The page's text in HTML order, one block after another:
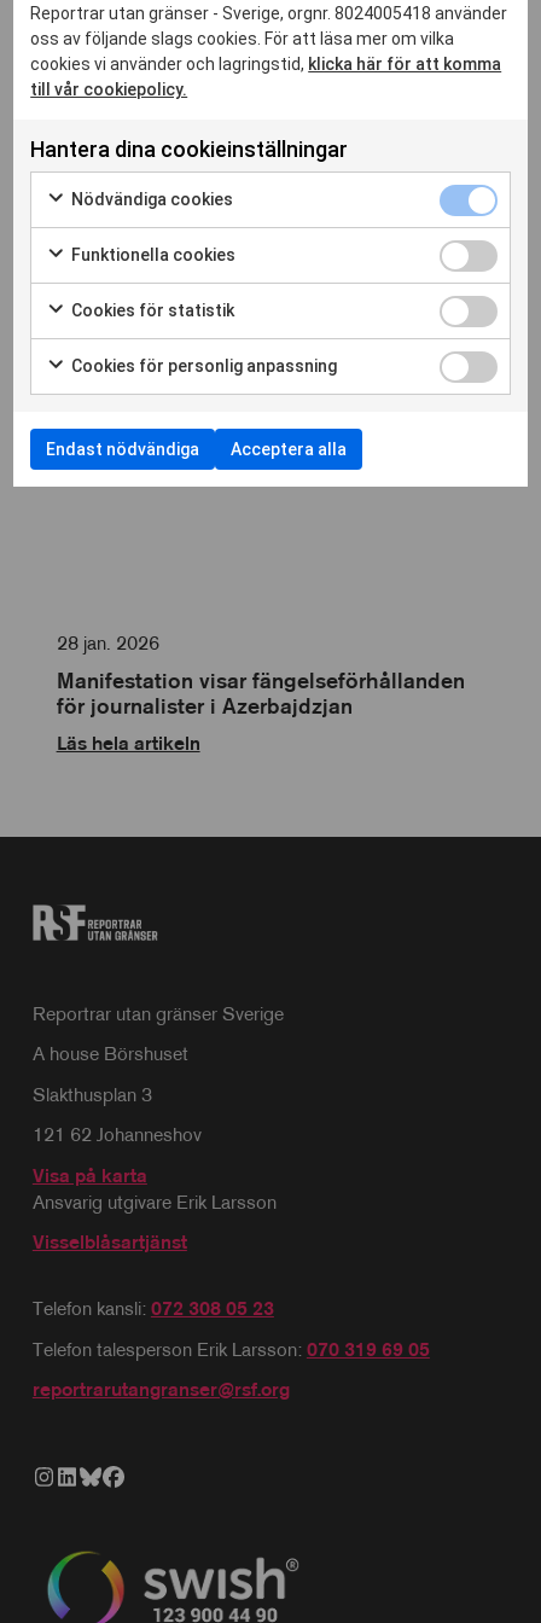
RSF välkomnar asyl för journalist som
dokumenterat uiguriska interneringsläger
Läs hela artikeln
28 jan. 2026
Manifestation visar fängelseförhållanden
för journalister i Azerbajdzjan
Läs hela artikeln
Reportrar utan gränser Sverige
A house Börshuset
Slakthusplan 3
121 62 Johanneshov
Visa på karta
Ansvarig utgivare Erik Larsson
Visselblåsartjänst
Telefon kansli: 072 308 05 23
Telefon talesperson Erik Larsson: 070 319 69 05
reportrarutangranser@rsf.org
Reportrar utan gränser - Sverige, orgnr. 8024005418 använder
oss av följande slags cookies. För att läsa mer om vilka
cookies vi använder och lagringstid, klicka här för att komma
till vår cookiepolicy.
Hantera dina cookieinställningar
Nödvändiga cookies
Markera
för
samtycka
till
användning
av
cookies
Funktionella cookies
Markera
för
samtycka
till
användning
Funktionella
cookies
cookies
Cookies för statistik
Markera
för
samtycka
till
användning
av
Cookies
Cookies
för
statistik
Cookies för personlig anpassning
Markera
att
samtycka
till
Cookies
för
Endast nödvändiga Acceptera alla